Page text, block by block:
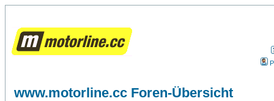
www.motorline.cc Foren-Übersicht